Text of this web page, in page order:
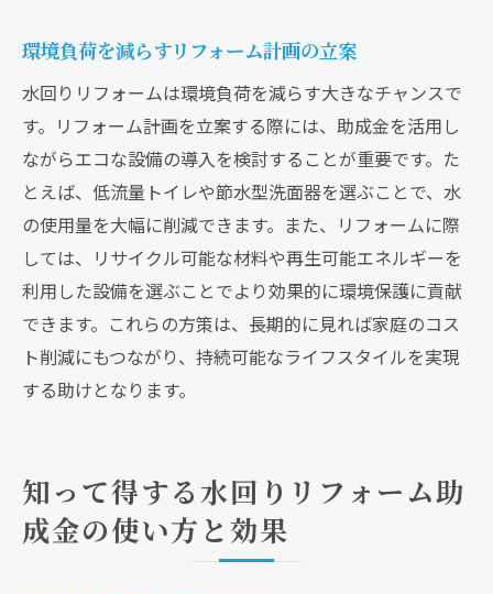
環境負荷を減らすリフォーム計画の立案
水回りリフォームは環境負荷を減らす大きなチャンスで
す。リフォーム計画を立案する際には、助成金を活用し
ながらエコな設備の導入を検討することが重要です。た
とえば、低流量トイレや節水型洗面器を選ぶことで、水
の使用量を大幅に削減できます。また、リフォームに際
しては、リサイクル可能な材料や再生可能エネルギーを
利用した設備を選ぶことでより効果的に環境保護に貢献
できます。これらの方策は、長期的に見れば家庭のコス
ト削減にもつながり、持続可能なライフスタイルを実現
する助けとなります。
知って得する水回りリフォーム助
成金の使い方と効果